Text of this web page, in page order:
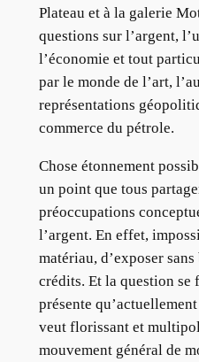
Plateau et à la galerie
questions sur l’argent,
l’économie et tout
par le monde de l’art,
représentations
commerce du pétrole.
Chose étonnement
un point que tous
préoccupations
l’argent. En effet,
matériau, d’exposer
crédits. Et la question se
présente
veut florissant et
mouvement général de